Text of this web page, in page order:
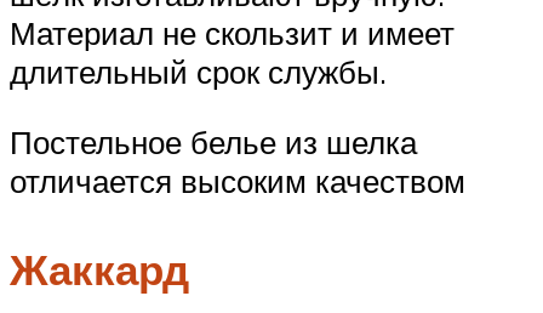
Материал не скользит и имеет
длительный срок службы.
Постельное белье из шелка
отличается высоким качеством
Жаккард